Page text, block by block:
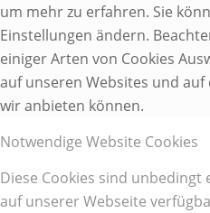
um mehr zu erfahren. Sie
Einstellungen ändern.
einiger Arten von Cookies
auf unseren Websites und
wir anbieten können.
Notwendige Website Cookies
Diese Cookies sind
auf unserer Webseite